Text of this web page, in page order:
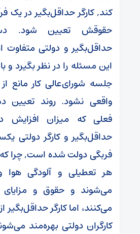
کند, کارگر حداقل‌بگیر در یک
حقوقش تعیین شود.
حداقل‌بگیر و دولتی
این مسئله را در نظر بگیرد و
جلسه شورای‌عالی کار مانع
واقعی نشود. روند تعیین
فعلی که میزان افزایش
حداقل‌بگیر و کارگر دولتی
فربگی دولت شده است, چرا که
هر تعطیلی و آلودگی
می‌شوند و حقوق و مزایای
می‌کنند، اما کارگر حداقل‌بگیر
کارگران دولتی بهره‌مند